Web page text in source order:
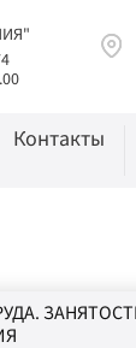
Контакты